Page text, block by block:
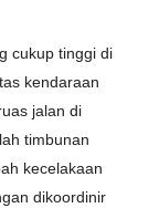
cukup tinggi di
kendaraan
jalan di
timbunan
kecelakaan
dikoordinir